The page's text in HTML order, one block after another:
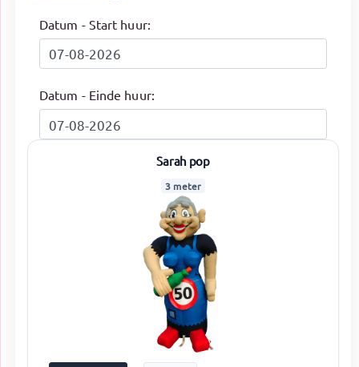
Datum - Start huur:
Datum - Einde huur:
Sarah pop
3 meter